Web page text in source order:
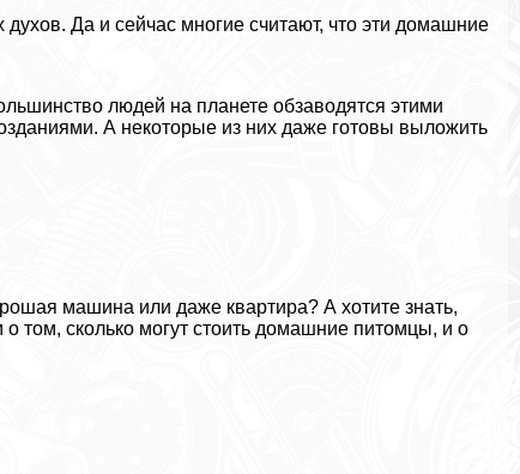
Да и сейчас многие считают, что эти домашние
людей на планете обзаводятся этими
А некоторые из них даже готовы выложить
машина или даже квартира? А хотите знать,
том, сколько могут стоить домашние питомцы, и о